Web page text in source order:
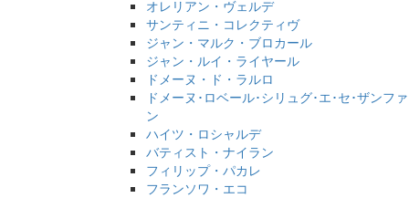
オレリアン・ヴェルデ
サンティニ・コレクティヴ
ジャン・マルク・ブロカール
ジャン・ルイ・ライヤール
ドメーヌ・ド・ラルロ
ドメーヌ･ロベール･シリュグ･エ･セ･ザンファ
ン
ハイツ・ロシャルデ
バティスト・ナイラン
フィリップ・パカレ
フランソワ・エコ